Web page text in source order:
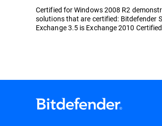
Certified for Windows 2008 R2
solutions that are certified: Bitdefender
Exchange 3.5 is Exchange 2010